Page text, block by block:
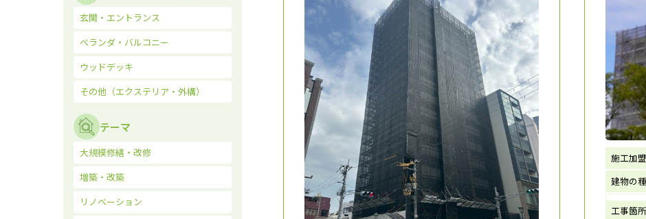
施工加
建物の
工事箇
玄関・エントランス
ベランダ・バルコニー
ウッドデッキ
その他（エクステリア・外構）
テーマ
大規模修繕・改修
増築・改築
リノベーション